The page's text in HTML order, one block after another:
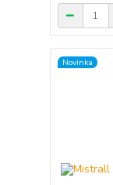
Novinka